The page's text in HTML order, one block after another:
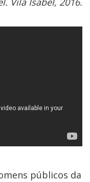
públicos da